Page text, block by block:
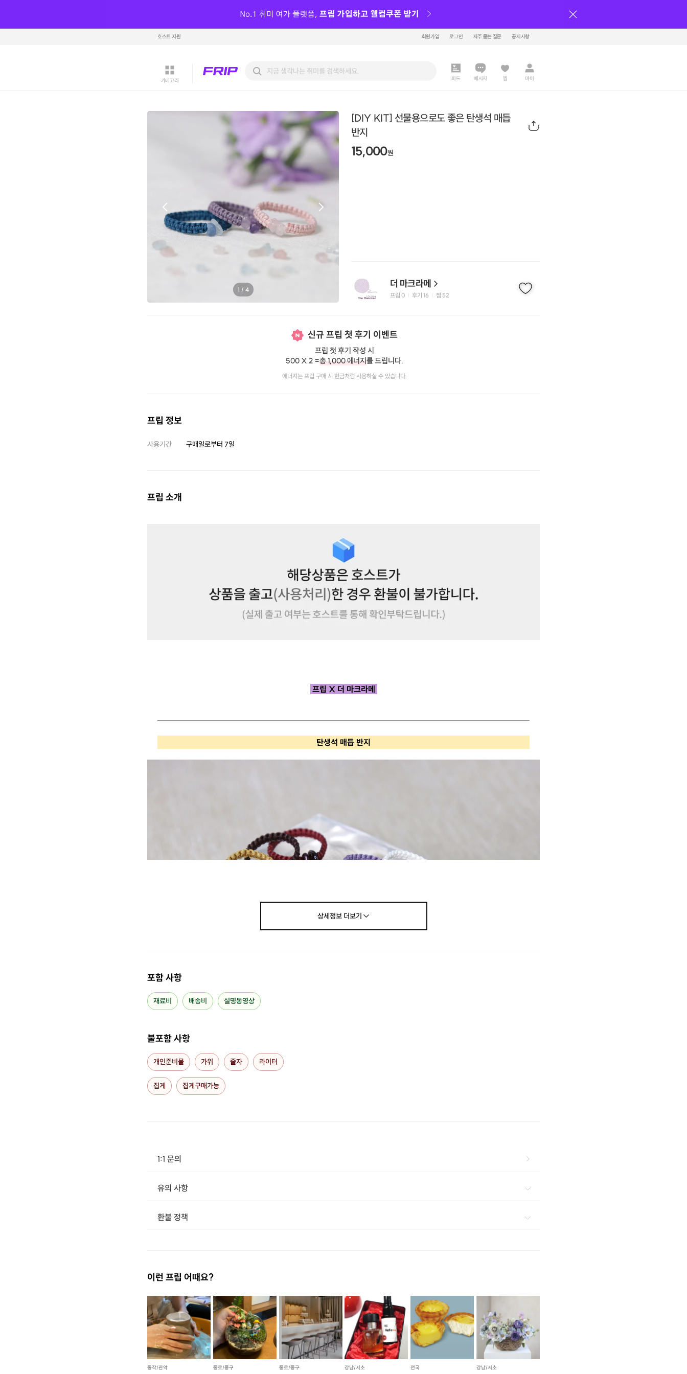
호스트 지원 회원가입 로그인 자주 묻는 질문 공지사항
카테고리 피드 메시지 찜 마이
1 / 4
[DIY KIT] 선물용으로도 좋은 탄생석 매듭
반지
15,000원
더 마크라메
프립 0 후기 16 찜 52
신규 프립 첫 후기 이벤트
프립 첫 후기 작성 시
500 X 2 =총 1,000 에너지를 드립니다.
에너지는 프립 구매 시 현금처럼 사용하실 수 있습니다.
프립 정보
사용기간 구매일로부터 7일
프립 소개
프립 X 더 마크라메
탄생석 매듭 반지
상세정보더보기
포함 사항
재료비 배송비 설명동영상
불포함 사항
개인준비물 가위 줄자 라이터
집게 집게구매가능
1:1 문의
유의 사항
환불 정책
이런 프립 어때요?
동작/관악 종로/중구 종로/중구 강남/서초 전국 강남/서초